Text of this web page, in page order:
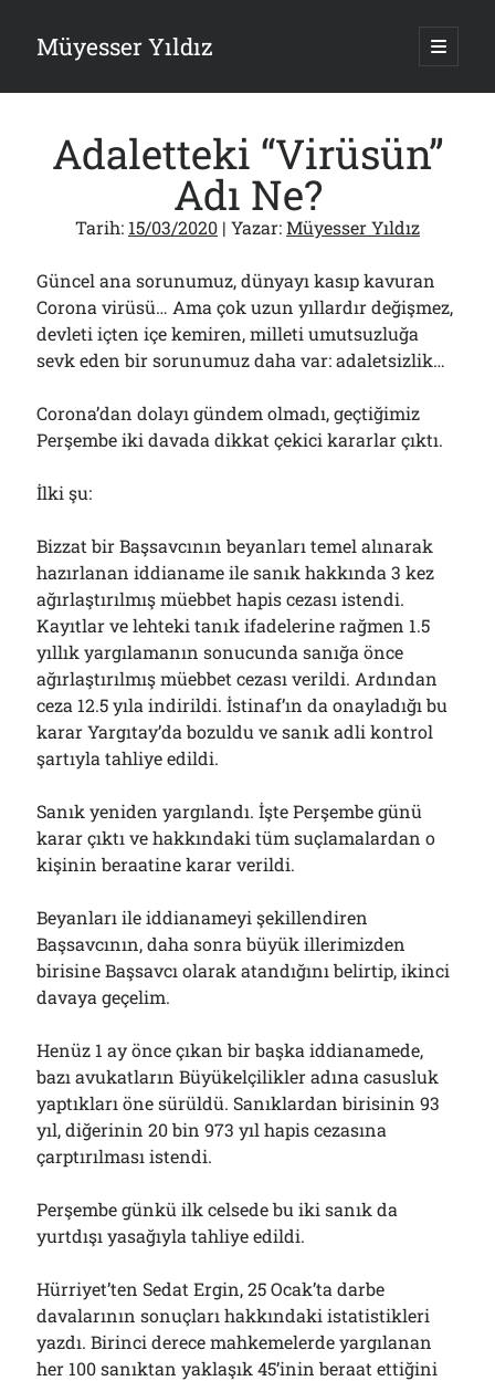
Müyesser Yıldız ana
Yan
Menü
Türkiye 2.0’a Gidiş!..
05/08/2026
15 Temmuz Soruları… Nasuh Mahruki’nin “Suçu”!..
03/08/2026
01/08/2026
Papazın “Komutanı” Ayasofya ve Patrikhane İçin ABD’yi Göreve
31/07/2026
Arşivler
Arşivler
Adaletteki “Virüsün”
Adı Ne?
Tarih: 15/03/2020 | Yazar:Müyesser Yıldız
Güncel ana sorunumuz, dünyayı kasıp kavuran
Corona virüsü… Ama çok uzun yıllardır değişmez,
devleti içten içe kemiren, milleti umutsuzluğa
sevk eden bir sorunumuz daha var: adaletsizlik…
Corona’dan dolayı gündem olmadı, geçtiğimiz
Perşembe iki davada dikkat çekici kararlar çıktı.
İlki şu:
Bizzat bir Başsavcının beyanları temel alınarak
hazırlanan iddianame ile sanık hakkında 3 kez
ağırlaştırılmış müebbet hapis cezası istendi.
Kayıtlar ve lehteki tanık ifadelerine rağmen 1.5
yıllık yargılamanın sonucunda sanığa önce
ağırlaştırılmış müebbet cezası verildi. Ardından
ceza 12.5 yıla indirildi. İstinaf’ın da onayladığı bu
karar Yargıtay’da bozuldu ve sanık adli kontrol
şartıyla tahliye edildi.
Sanık yeniden yargılandı. İşte Perşembe günü
karar çıktı ve hakkındaki tüm suçlamalardan o
kişinin beraatine karar verildi.
Beyanları ile iddianameyi şekillendiren
Başsavcının, daha sonra büyük illerimizden
birisine Başsavcı olarak atandığını belirtip, ikinci
davaya geçelim.
Henüz 1 ay önce çıkan bir başka iddianamede,
bazı avukatların Büyükelçilikler adına casusluk
yaptıkları öne sürüldü. Sanıklardan birisinin 93
yıl, diğerinin 20 bin 973 yıl hapis cezasına
çarptırılması istendi.
Perşembe günkü ilk celsede bu iki sanık da
yurtdışı yasağıyla tahliye edildi.
Hürriyet’ten Sedat Ergin, 25 Ocak’ta darbe
davalarının sonuçları hakkındaki istatistikleri
yazdı. Birinci derece mahkemelerde yargılanan
her 100 sanıktan yaklaşık 45’inin beraat ettiğini